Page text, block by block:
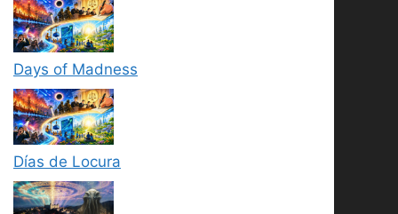
Days of Madness
Días de Locura